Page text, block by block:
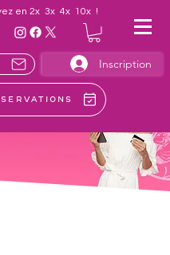
en 2x 3x 4x 10x !
Inscription